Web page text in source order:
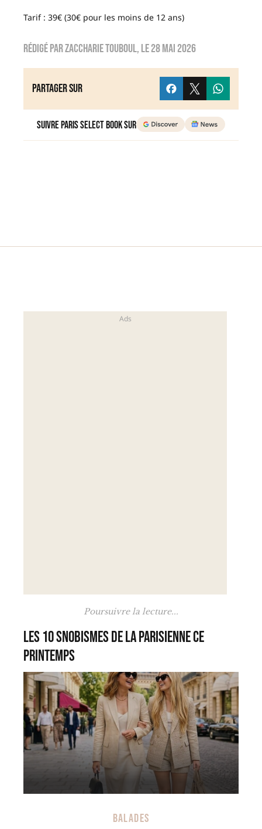
Tarif : 39€ (30€ pour les moins de 12 ans)
Rédigé parZaccharie TOUBOUL, le28 mai 2026
Partager sur
Suivre Paris Select Book sur
Poursuivre la lecture...
Les 10 snobismes de la Parisienne ce
printemps
BALADES